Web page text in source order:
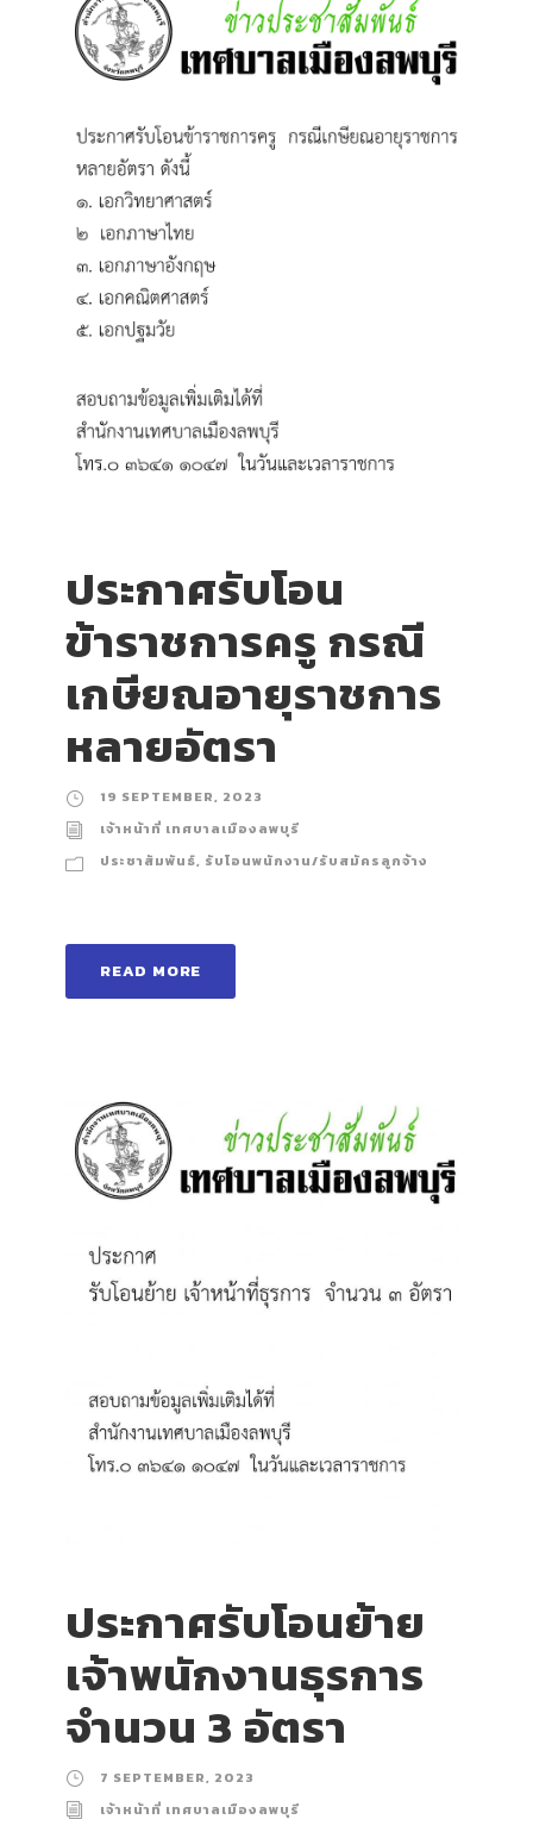
ประกาศรับโอน
ข้าราชการครู กรณี
เกษียณอายุราชการ
หลายอัตรา
19 SEPTEMBER, 2023
เจ้าหน้าที่ เทศบาลเมืองลพบุรี
ประชาสัมพันธ์, รับโอนพนักงาน/รับสมัครลูกจ้าง
READ MORE
ประกาศรับโอนย้าย
เจ้าพนักงานธุรการ
จำนวน 3 อัตรา
7 SEPTEMBER, 2023
เจ้าหน้าที่ เทศบาลเมืองลพบุรี